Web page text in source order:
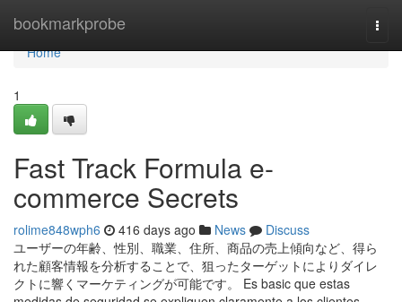
bookmarkprobe
Home
Home
1
Fast Track Formula e-
commerce Secrets
rolime848wph6 416 days ago News
Discuss
ユーザーの年齢、性別、職業、住所、商品の売上傾向など、得ら
れた顧客情報を分析することで、狙ったターゲットによりダイレ
クトに響くマーケティングが可能です。 Es basic que estas